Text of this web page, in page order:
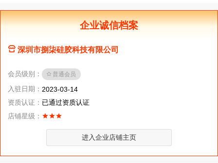
企业诚信档案
深圳市捌柒硅胶科技有限公司
会员级别： 普通会员
入驻日期： 2023-03-14
资质认证： 已通过资质认证
店铺星级：
进入企业店铺主页